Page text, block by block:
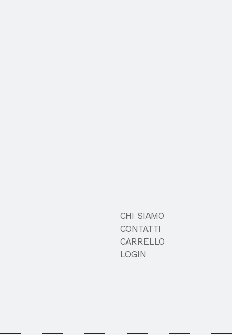
CHI SIAMO
CONTATTI
CARRELLO
LOGIN